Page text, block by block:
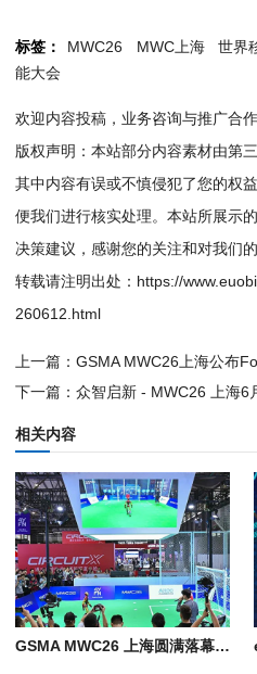
标签： MWC26 MWC上海 世界
能大会
欢迎内容投稿，业务咨询与推广合
版权声明：本站部分内容素材由第
其中内容有误或不慎侵犯了您的权
便我们进行核实处理。本站所展示
决策建议，感谢您的关注和对我们的
转载请注明出处： https://
260612.html
上一篇： GSMA MWC26上海公布
下一篇： 众智启新 - MWC26 上海6
相关内容
GSMA MWC26 上海圆满落幕 AI 经济与 6G 创新受到全球参会者瞩目